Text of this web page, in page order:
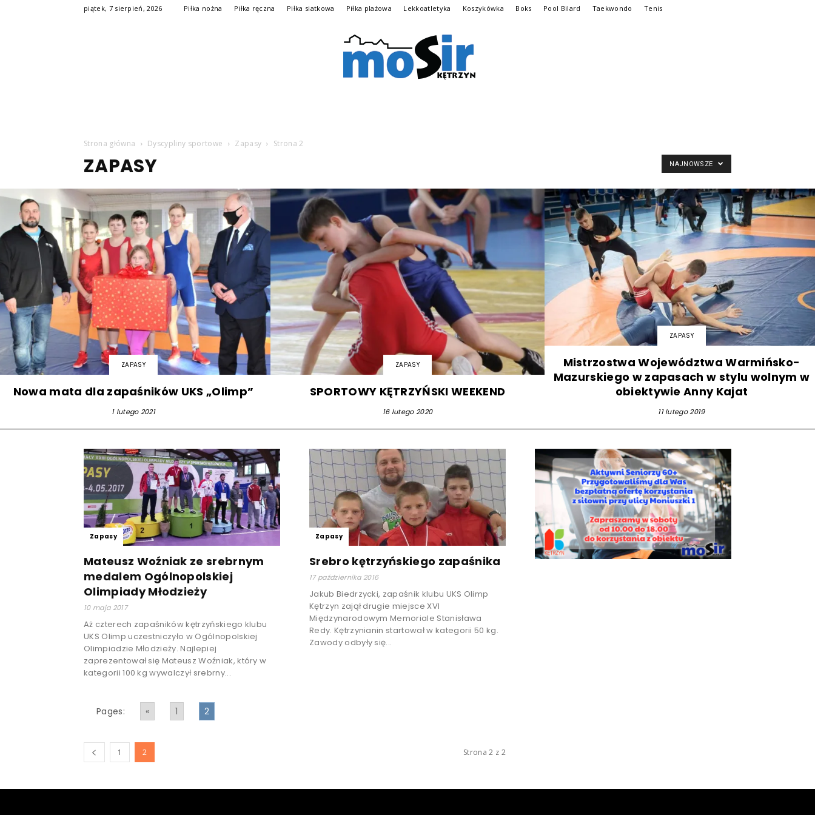
piątek, 7 sierpień, 2026 Piłka nożna Piłka ręczna Piłka siatkowa Piłka plażowa Lekkoatletyka Koszykówka Boks Pool Bilard Taekwondo Tenis
wersja
strony
MOSiR
Strona główna Dyscypliny sportowe Zapasy Strona 2
ZAPASY NAJNOWSZE
ZAPASY
Nowa mata dla zapaśników UKS „Olimp”
1 lutego 2021
ZAPASY
SPORTOWY KĘTRZYŃSKI WEEKEND
16 lutego 2020
ZAPASY
Mistrzostwa Województwa Warmińsko-
Mazurskiego w zapasach w stylu wolnym w
obiektywie Anny Kajat
11 lutego 2019
Zapasy
Mateusz Woźniak ze srebrnym
medalem Ogólnopolskiej
Olimpiady Młodzieży
10 maja 2017
Aż czterech zapaśników kętrzyńskiego klubu
UKS Olimp uczestniczyło w Ogólnopolskiej
Olimpiadzie Młodzieży. Najlepiej
zaprezentował się Mateusz Woźniak, który w
kategorii 100 kg wywalczył srebrny...
Zapasy
Srebro kętrzyńskiego zapaśnika
17 października 2016
Jakub Biedrzycki, zapaśnik klubu UKS Olimp
Kętrzyn zajął drugie miejsce XVI
Międzynarodowym Memoriale Stanisława
Redy. Kętrzynianin startował w kategorii 50 kg.
Zawody odbyły się...
Pages: « 1 2
1 2 Strona 2 z 2